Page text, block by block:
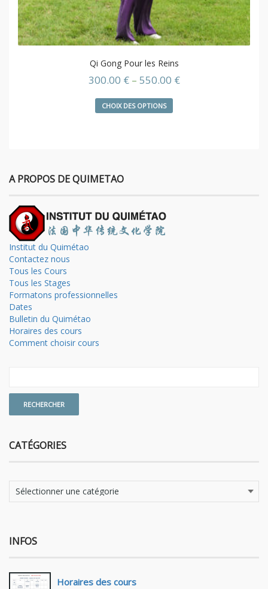
Qi Gong Pour les Reins
300.00 €– 550.00 €
CHOIX DES OPTIONS
A PROPOS DE QUIMETAO
Institut du Quimétao
Contactez nous
Tous les Cours
Tous les Stages
Formatons professionnelles
Dates
Bulletin du Quimétao
Horaires des cours
Comment choisir cours
CATÉGORIES
INFOS
Horaires des cours